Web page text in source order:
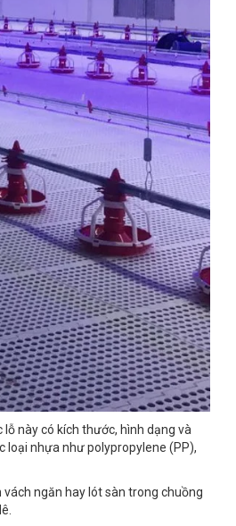
này có kích thước, hình dạng và
nhựa như polypropylene (PP),
ngăn hay lót sàn trong chuồng